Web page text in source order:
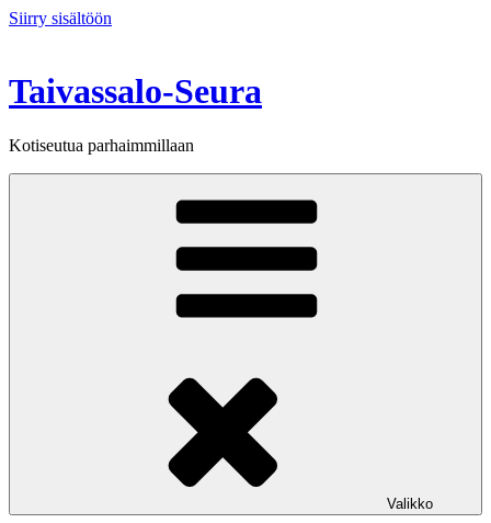
Siirry sisältöön
Taivassalo-Seura
Kotiseutua parhaimmillaan
Valikko